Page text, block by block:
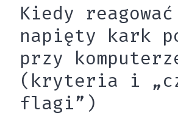
Kiedy
napięty kark
przy
(kryteria i
flagi”)